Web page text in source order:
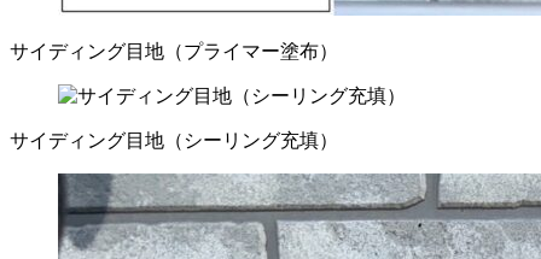
サイディング目地（プライマー塗布）
サイディング目地（シーリング充填）